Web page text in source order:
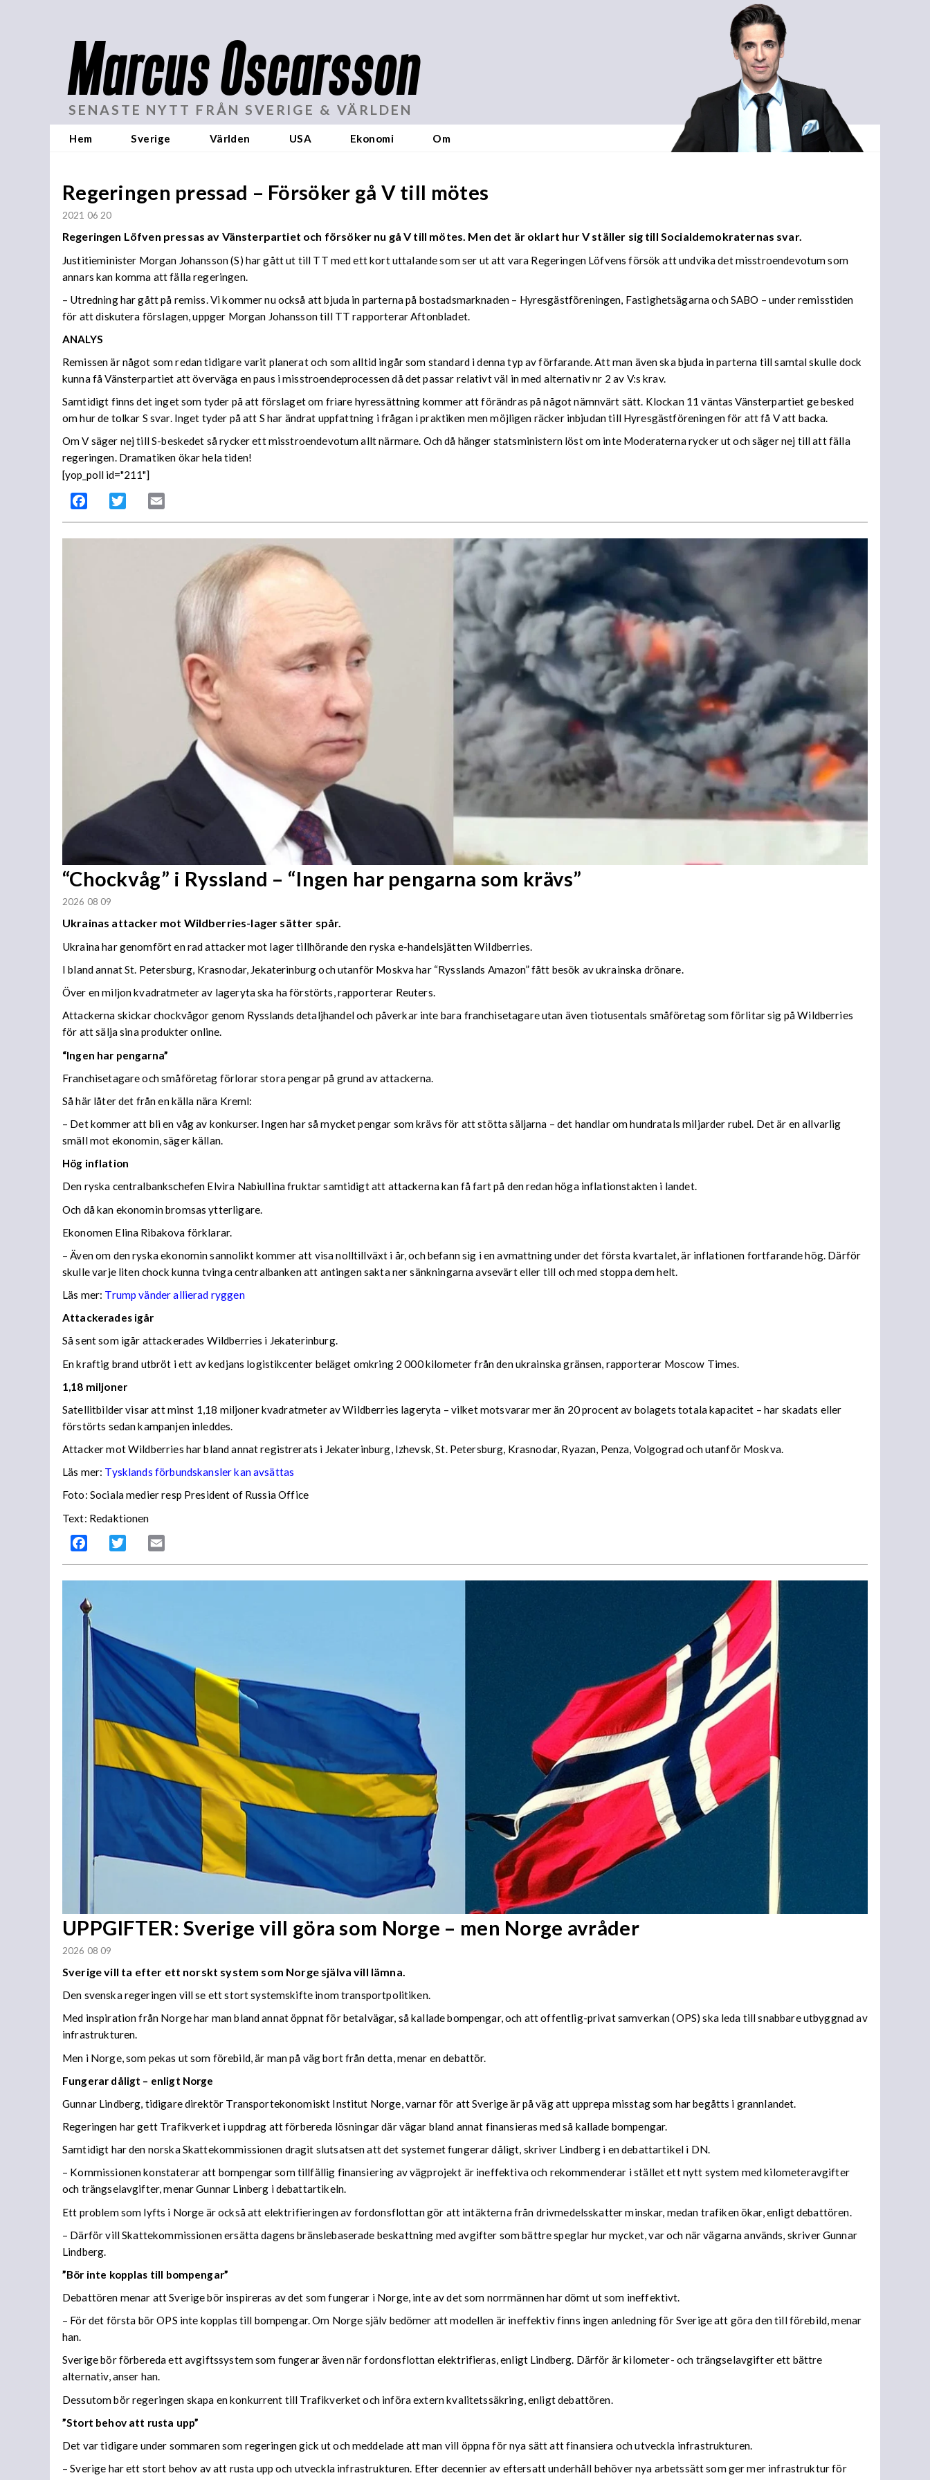
Marcus Oscarsson
SENASTE NYTT FRÅN SVERIGE & VÄRLDEN
Hem Sverige Världen USA Ekonomi Om
Regeringen pressad – Försöker gå V till mötes
2021 06 20
Regeringen Löfven pressas av Vänsterpartiet och försöker nu gå V till mötes. Men det är oklart hur V ställer sig till Socialdemokraternas svar.
Justitieminister Morgan Johansson (S) har gått ut till TT med ett kort uttalande som ser ut att vara Regeringen Löfvens försök att undvika det misstroendevotum som
annars kan komma att fälla regeringen.
– Utredning har gått på remiss. Vi kommer nu också att bjuda in parterna på bostadsmarknaden – Hyresgästföreningen, Fastighetsägarna och SABO – under remisstiden
för att diskutera förslagen, uppger Morgan Johansson till TT rapporterar Aftonbladet.
ANALYS
Remissen är något som redan tidigare varit planerat och som alltid ingår som standard i denna typ av förfarande. Att man även ska bjuda in parterna till samtal skulle dock
kunna få Vänsterpartiet att överväga en paus i misstroendeprocessen då det passar relativt väl in med alternativ nr 2 av V:s krav.
Samtidigt finns det inget som tyder på att förslaget om friare hyressättning kommer att förändras på något nämnvärt sätt. Klockan 11 väntas Vänsterpartiet ge besked
om hur de tolkar S svar. Inget tyder på att S har ändrat uppfattning i frågan i praktiken men möjligen räcker inbjudan till Hyresgästföreningen för att få V att backa.
Om V säger nej till S-beskedet så rycker ett misstroendevotum allt närmare. Och då hänger statsministern löst om inte Moderaterna rycker ut och säger nej till att fälla
regeringen. Dramatiken ökar hela tiden!
[yop_poll id="211"]
Facebook Twitter
“Chockvåg” i Ryssland – “Ingen har pengarna som krävs”
2026 08 09
Ukrainas attacker mot Wildberries-lager sätter spår.
Ukraina har genomfört en rad attacker mot lager tillhörande den ryska e-handelsjätten Wildberries.
I bland annat St. Petersburg, Krasnodar, Jekaterinburg och utanför Moskva har “Rysslands Amazon” fått besök av ukrainska drönare.
Över en miljon kvadratmeter av lageryta ska ha förstörts, rapporterar Reuters.
Attackerna skickar chockvågor genom Rysslands detaljhandel och påverkar inte bara franchisetagare utan även tiotusentals småföretag som förlitar sig på Wildberries
för att sälja sina produkter online.
“Ingen har pengarna”
Franchisetagare och småföretag förlorar stora pengar på grund av attackerna.
Så här låter det från en källa nära Kreml:
– Det kommer att bli en våg av konkurser. Ingen har så mycket pengar som krävs för att stötta säljarna – det handlar om hundratals miljarder rubel. Det är en allvarlig
smäll mot ekonomin, säger källan.
Hög inflation
Den ryska centralbankschefen Elvira Nabiullina fruktar samtidigt att attackerna kan få fart på den redan höga inflationstakten i landet.
Och då kan ekonomin bromsas ytterligare.
Ekonomen Elina Ribakova förklarar.
– Även om den ryska ekonomin sannolikt kommer att visa nolltillväxt i år, och befann sig i en avmattning under det första kvartalet, är inflationen fortfarande hög. Därför
skulle varje liten chock kunna tvinga centralbanken att antingen sakta ner sänkningarna avsevärt eller till och med stoppa dem helt.
Läs mer: Trump vänder allierad ryggen
Attackerades igår
Så sent som igår attackerades Wildberries i Jekaterinburg.
En kraftig brand utbröt i ett av kedjans logistikcenter beläget omkring 2 000 kilometer från den ukrainska gränsen, rapporterar Moscow Times.
1,18 miljoner
Satellitbilder visar att minst 1,18 miljoner kvadratmeter av Wildberries lageryta – vilket motsvarar mer än 20 procent av bolagets totala kapacitet – har skadats eller
förstörts sedan kampanjen inleddes.
Attacker mot Wildberries har bland annat registrerats i Jekaterinburg, Izhevsk, St. Petersburg, Krasnodar, Ryazan, Penza, Volgograd och utanför Moskva.
Läs mer: Tysklands förbundskansler kan avsättas
Foto: Sociala medier resp President of Russia Office
Text: Redaktionen
Facebook Twitter
UPPGIFTER: Sverige vill göra som Norge – men Norge avråder
2026 08 09
Sverige vill ta efter ett norskt system som Norge själva vill lämna.
Den svenska regeringen vill se ett stort systemskifte inom transportpolitiken.
Med inspiration från Norge har man bland annat öppnat för betalvägar, så kallade bompengar, och att offentlig-privat samverkan (OPS) ska leda till snabbare utbyggnad av
infrastrukturen.
Men i Norge, som pekas ut som förebild, är man på väg bort från detta, menar en debattör.
Fungerar dåligt – enligt Norge
Gunnar Lindberg, tidigare direktör Transportekonomiskt Institut Norge, varnar för att Sverige är på väg att upprepa misstag som har begåtts i grannlandet.
Regeringen har gett Trafikverket i uppdrag att förbereda lösningar där vägar bland annat finansieras med så kallade bompengar.
Samtidigt har den norska Skattekommissionen dragit slutsatsen att det systemet fungerar dåligt, skriver Lindberg i en debattartikel i DN.
– Kommissionen konstaterar att bompengar som tillfällig finansiering av vägprojekt är ineffektiva och rekommenderar i stället ett nytt system med kilometeravgifter
och trängselavgifter, menar Gunnar Linberg i debattartikeln.
Ett problem som lyfts i Norge är också att elektrifieringen av fordonsflottan gör att intäkterna från drivmedelsskatter minskar, medan trafiken ökar, enligt debattören.
– Därför vill Skattekommissionen ersätta dagens bränslebaserade beskattning med avgifter som bättre speglar hur mycket, var och när vägarna används, skriver Gunnar
Lindberg.
”Bör inte kopplas till bompengar”
Debattören menar att Sverige bör inspireras av det som fungerar i Norge, inte av det som norrmännen har dömt ut som ineffektivt.
– För det första bör OPS inte kopplas till bompengar. Om Norge själv bedömer att modellen är ineffektiv finns ingen anledning för Sverige att göra den till förebild, menar
han.
Sverige bör förbereda ett avgiftssystem som fungerar även när fordonsflottan elektrifieras, enligt Lindberg. Därför är kilometer- och trängselavgifter ett bättre
alternativ, anser han.
Dessutom bör regeringen skapa en konkurrent till Trafikverket och införa extern kvalitetssäkring, enligt debattören.
”Stort behov att rusta upp”
Det var tidigare under sommaren som regeringen gick ut och meddelade att man vill öppna för nya sätt att finansiera och utveckla infrastrukturen.
– Sverige har ett stort behov av att rusta upp och utveckla infrastrukturen. Efter decennier av eftersatt underhåll behöver nya arbetssätt som ger mer infrastruktur för